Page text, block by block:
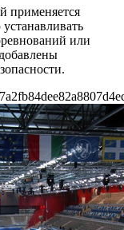
применяется
или